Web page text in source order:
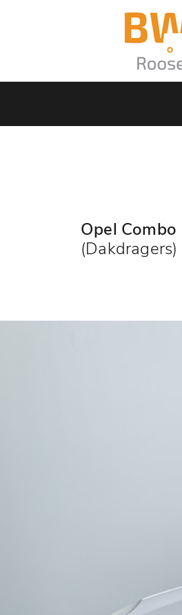
Opel Combo
(Dakdragers)